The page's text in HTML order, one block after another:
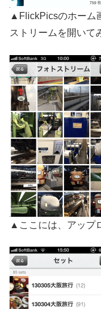
▲FlickPicsのホーム
ストリームを開いて
▲ここには、アップ